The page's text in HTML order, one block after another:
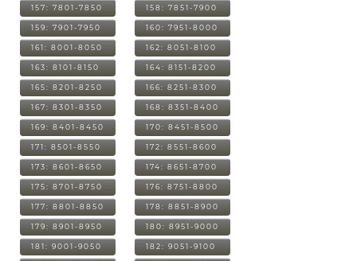
157: 7801-7850 158: 7851-7900
159: 7901-7950 160: 7951-8000
161: 8001-8050 162: 8051-8100
163: 8101-8150 164: 8151-8200
165: 8201-8250 166: 8251-8300
167: 8301-8350 168: 8351-8400
169: 8401-8450 170: 8451-8500
171: 8501-8550 172: 8551-8600
173: 8601-8650 174: 8651-8700
175: 8701-8750 176: 8751-8800
177: 8801-8850 178: 8851-8900
179: 8901-8950 180: 8951-9000
181: 9001-9050 182: 9051-9100